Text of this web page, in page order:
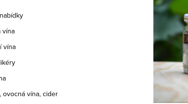
vína
vína
ovocná vína, cider